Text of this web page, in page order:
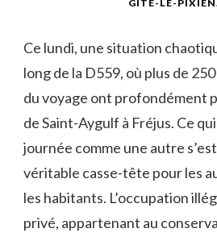
GITE-LE-
Ce lundi, une situation
long de la D559, où plus de
du voyage ont profondément
de Saint-Aygulf à Fréjus. Ce
journée comme une autre
véritable casse-tête pour les
les habitants. L’occupation
privé, appartenant au